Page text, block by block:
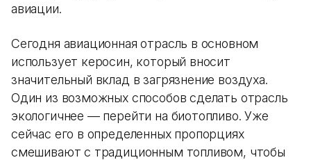
авиации.
Сегодня авиационная отрасль в основном
использует керосин, который вносит
значительный вклад в загрязнение воздуха.
Один из возможных способов сделать отрасль
экологичнее — перейти на биотопливо. Уже
сейчас его в определенных пропорциях
смешивают с традиционным топливом, чтобы